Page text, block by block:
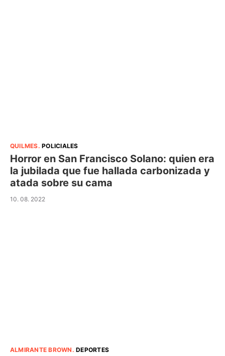
QUILMES.POLICIALES
Horror en San Francisco Solano: quien era
la jubilada que fue hallada carbonizada y
atada sobre su cama
10. 08. 2022
ALMIRANTE BROWN .DEPORTES